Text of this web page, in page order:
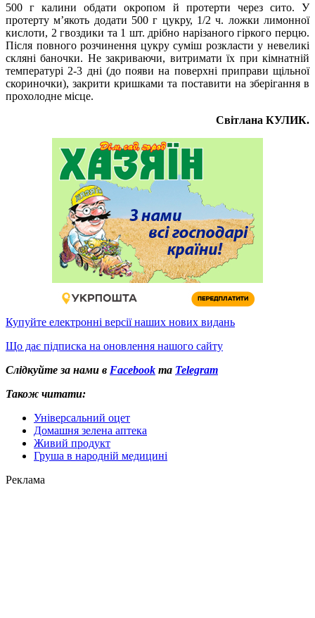
500 г калини обдати окропом й протерти через сито. У
протерту м’якоть додати 500 г цукру, 1/2 ч. ложки лимонної
кислоти, 2 гвоздики та 1 шт. дрібно нарізаного гіркого перцю.
Після повного розчинення цукру суміш розкласти у невеликі
скляні баночки. Не закриваючи, витримати їх при кімнатній
температурі 2-3 дні (до появи на поверхні приправи щільної
скориночки), закрити кришками та поставити на зберігання в
прохолодне місце.
Світлана КУЛИК.
Купуйте електронні версії наших нових видань
Що дає підписка на оновлення нашого сайту
Слідкуйте за нами в Facebook та Telegram
Також читати:
Універсальний оцет
Домашня зелена аптека
Живий продукт
Груша в народній медицині
Реклама